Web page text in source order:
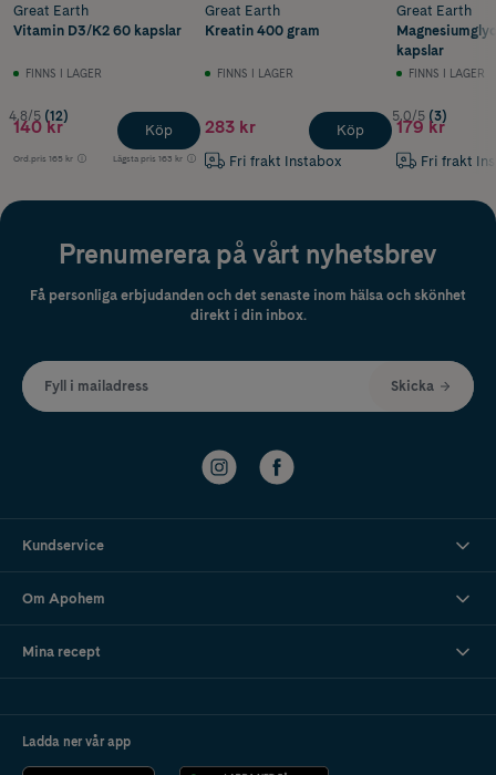
Great Earth
Vitamin D3/K2 60 kapslar
FINNS I LAGER
4.8/5 (12)
140 kr
Ord.pris 165 kr Lägsta pris 163 kr
Köp
Great Earth
Kreatin 400 gram
FINNS I LAGER
283 kr
Fri frakt Instabox
Köp
Great Earth
kapslar
FINNS I LAGER
5.0/5 (3)
179 kr
Fri frakt
Prenumerera på vårt nyhetsbrev
Få personliga erbjudanden och det senaste inom hälsa och skönhet
direkt i din inbox.
Fyll i mailadress Skicka
Kundservice
Om Apohem
Mina recept
Ladda ner vår app